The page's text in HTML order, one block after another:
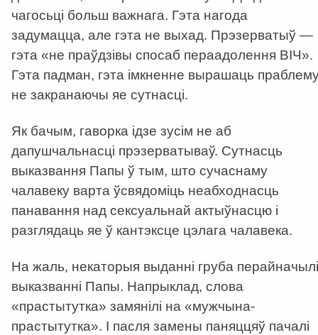
чагосьці больш важнага. Гэта нагода
задумацца, але гэта не выхад. Прэзерватыў —
гэта «не праўдзівы спосаб пераадолення ВІЧ».
Гэта падман, гэта імкненне вырашаць
не закранаючы яе сутнасці.
Як бачым, гаворка ідзе зусім не аб
дапушчальнасці прэзерватываў. Сутнасць
выказвання Папы ў тым, што сучаснаму
чалавеку варта ўсвядоміць неабходнасць
панавання над сексуальнай актыўнасцю і
разглядаць яе ў кантэксце цэлага чалавека.
На жаль, некаторыя выданні груба перайначылі
выказванні Папы. Напрыклад, слова
«прастытутка» замянілі на «мужчына-
прастытутка». І пасля замены паняццяў пачалі